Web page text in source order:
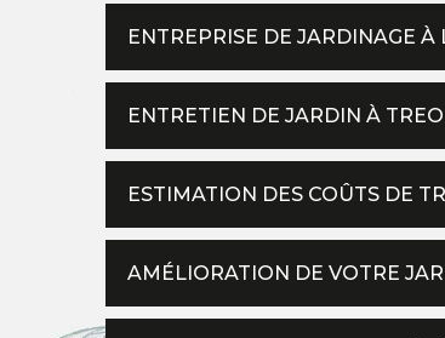
ENTREPRISE DE JARDINAGE À
ENTRETIEN DE JARDIN À
ESTIMATION DES COÛTS DE
AMÉLIORATION DE VOTRE